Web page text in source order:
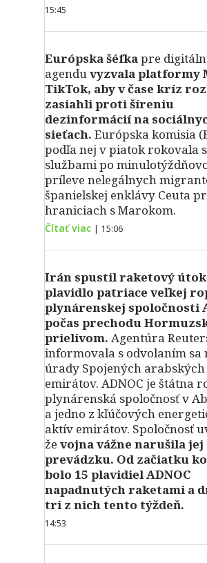
15:45
Európska šéfkapre
agenduvyzvala platformy
TikTok, aby v čase kríz
zasiahli proti šíreniu
dezinformácií na
sieťach. Európska komisia
podľa nej v piatok rokovala
službami po
príleve nelegálnych
španielskej enklávy Ceuta
hraniciach s Marokom.
Čítať viac | 15:06
Irán spustil raketový
plavidlo patriace veľkej
plynárenskej spoločnosti
počas prechodu
prielivom. Agentúra
informovala s odvolaním sa
úrady Spojených arabských
emirátov. ADNOC je štátna
plynárenská spoločnosť v
a jedno z kľúčových
aktív emirátov. Spoločnosť
že vojna vážne narušila jej
prevádzku. Od začiatku
bolo 15 plavidiel ADNOC
napadnutých raketami a
tri z nich tento týždeň.
14:53